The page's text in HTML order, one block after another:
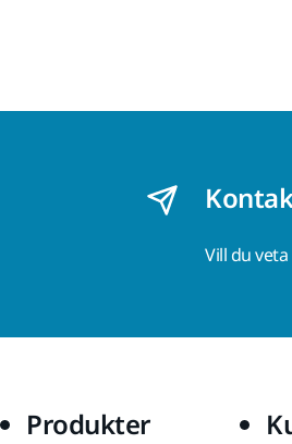
Vill du
Produkter